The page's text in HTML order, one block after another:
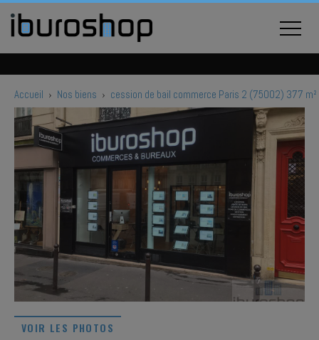
Accueil › Nos biens › cession de bail commerce Paris 2 (75002) 377 m²
VOIR LES PHOTOS